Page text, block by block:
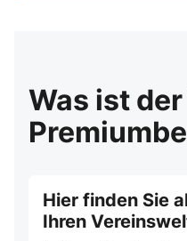
Was ist
Hier finden Sie
Ihren